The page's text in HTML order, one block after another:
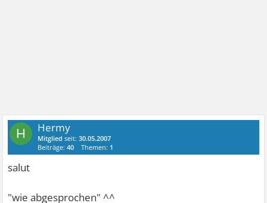
H Hermy
Mitglied seit:30.05.2007
Beiträge:40 Themen: 1
salut
"wie abgesprochen" ^^